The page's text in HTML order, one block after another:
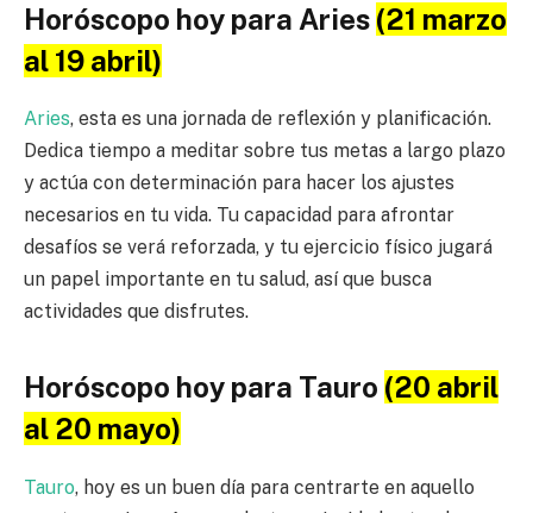
Horóscopo hoy para Aries (21 marzo
al 19 abril)
Aries, esta es una jornada de reflexión y planificación.
Dedica tiempo a meditar sobre tus metas a largo plazo
y actúa con determinación para hacer los ajustes
necesarios en tu vida. Tu capacidad para afrontar
desafíos se verá reforzada, y tu ejercicio físico jugará
un papel importante en tu salud, así que busca
actividades que disfrutes.
Horóscopo hoy para Tauro (20 abril
al 20 mayo)
Tauro, hoy es un buen día para centrarte en aquello